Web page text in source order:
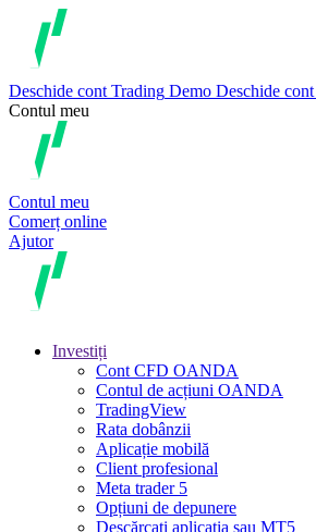
Deschide cont Trading Demo Deschide
Contul meu
Contul meu
Comerț online
Ajutor
Investiți
Cont CFD OANDA
Contul de acțiuni OANDA
TradingView
Rata dobânzii
Aplicație mobilă
Client profesional
Meta trader 5
Opțiuni de depunere
Descărcați aplicația sau MT5